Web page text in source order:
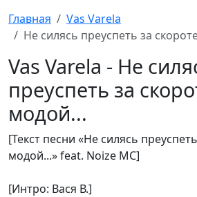
Главная
Vas Varela
Не силясь преуспеть за
Vas Varela - Не
преуспеть за
модой...
[Текст песни «Не силясь
модой...» feat. Noize MC]
[Интро: Вася В.]